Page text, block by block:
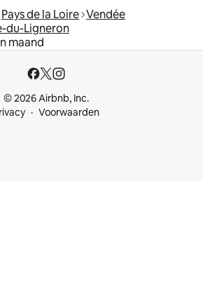
Pays de la Loire Vendée
du-Ligneron
maand
© 2026 Airbnb, Inc.
Voorwaarden